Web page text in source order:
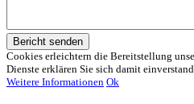
Bericht senden
Cookies erleichtern die Bereitstellung
Dienste erklären Sie sich damit
Weitere Informationen Ok